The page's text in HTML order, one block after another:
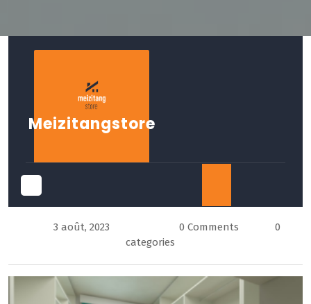
Meizitangstore
Open
3 août, 2023 0 Comments
0
categories